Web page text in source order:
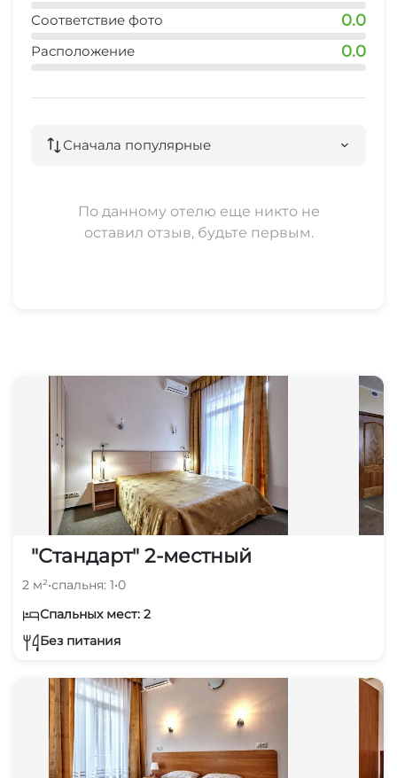
Соответствие фото 0.0
Расположение 0.0
Сначала популярные
По данному отелю еще никто не
оставил отзыв, будьте первым.
"Стандарт" 2-местный
2 м²•спальня: 1•0
Спальных мест: 2
Без питания